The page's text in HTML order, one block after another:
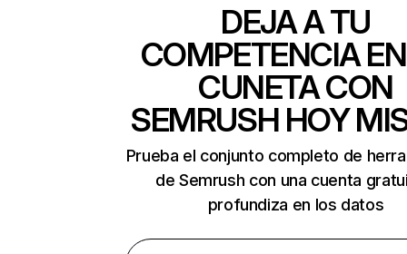
DEJA A TU
COMPETENCIA
CUNETA CON
SEMRUSH HOY
Prueba el conjunto completo de
de Semrush con una cuenta
profundiza en los datos